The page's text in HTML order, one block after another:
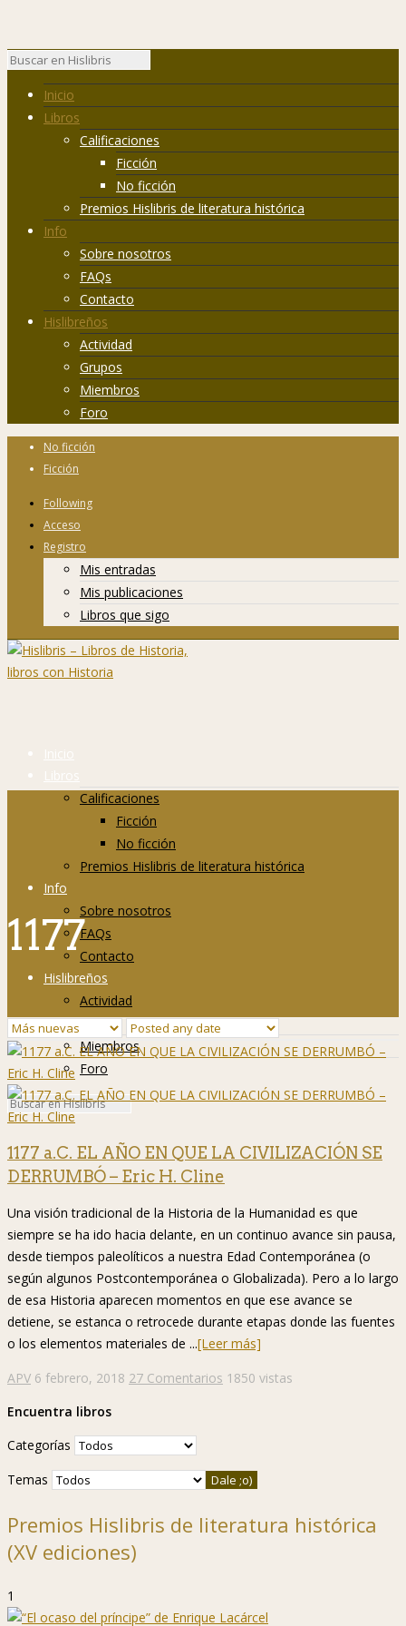
Inicio
Libros
Calificaciones
Ficción
No ficción
Premios Hislibris de literatura histórica
Info
Sobre nosotros
FAQs
Contacto
Hislibreños
Actividad
Grupos
Miembros
Foro
No ficción
Ficción
Following
Acceso
Registro
Mis entradas
Mis publicaciones
Libros que sigo
Inicio
Libros
Calificaciones
Ficción
No ficción
Premios Hislibris de literatura histórica
Info
Sobre nosotros
FAQs
Contacto
Hislibreños
Actividad
Grupos
Miembros
Foro
1177
1177 a.C. EL AÑO EN QUE LA CIVILIZACIÓN SE
DERRUMBÓ – Eric H. Cline
Una visión tradicional de la Historia de la Humanidad es que
siempre se ha ido hacia delante, en un continuo avance sin pausa,
desde tiempos paleolíticos a nuestra Edad Contemporánea (o
según algunos Postcontemporánea o Globalizada). Pero a lo largo
de esa Historia aparecen momentos en que ese avance se
detiene, se estanca o retrocede durante etapas donde las fuentes
o los elementos materiales de ...[Leer más]
APV 6 febrero, 2018 27 Comentarios 1850 vistas
Encuentra libros
Categorías
Temas
Premios Hislibris de literatura histórica
(XV ediciones)
1